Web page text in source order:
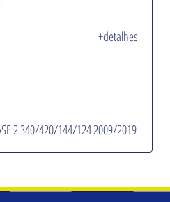
+detalhes
2 340/420/144/124 2009/2019